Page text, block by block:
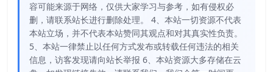
容可能来源于网络，仅供大家学习与参考，如有侵权必
删，请联系站长进行删除处理。 4、本站一切资源不代表
本站立场，并不代表本站赞同其观点和对其真实性负责。
5、本站一律禁止以任何方式发布或转载任何违法的相关
信息，访客发现请向站长举报 6、本站资源大多存储在云